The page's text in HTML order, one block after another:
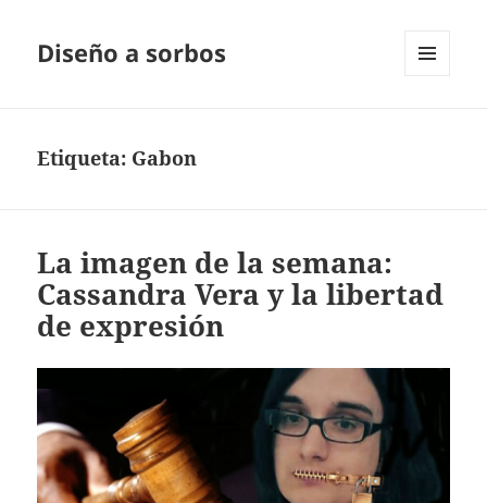
Diseño a sorbos
Etiqueta: Gabon
La imagen de la semana:
Cassandra Vera y la libertad
de expresión